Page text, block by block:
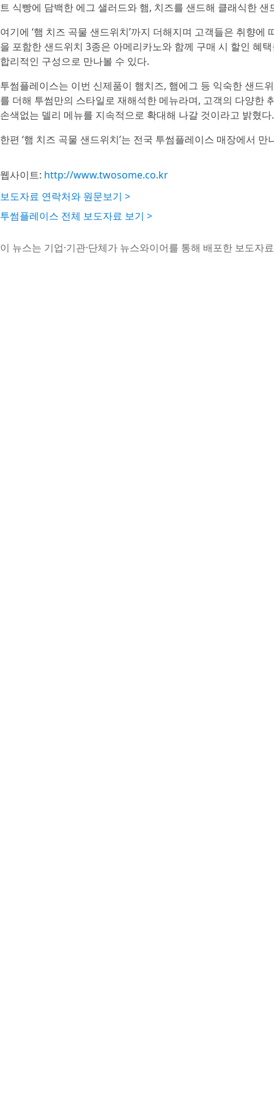
트 식빵에 담백한 에그 샐러드와 햄, 치즈를 샌드해 클래식한
여기에 ‘햄 치즈 곡물 샌드위치’까지 더해지며 고객들은 취향
을 포함한 샌드위치 3종은 아메리카노와 함께 구매 시 할인 혜
합리적인 구성으로 만나볼 수 있다.
투썸플레이스는 이번 신제품이 햄치즈, 햄에그 등 익숙한 샌드
를 더해 투썸만의 스타일로 재해석한 메뉴라며, 고객의 다양한
손색없는 델리 메뉴를 지속적으로 확대해 나갈 것이라고 밝혔다.
한편 ‘햄 치즈 곡물 샌드위치’는 전국 투썸플레이스 매장에서
웹사이트: http://www.twosome.co.kr
보도자료 연락처와 원문보기 >
투썸플레이스 전체 보도자료 보기 >
이 뉴스는 기업·기관·단체가 뉴스와이어를 통해 배포한 보도자